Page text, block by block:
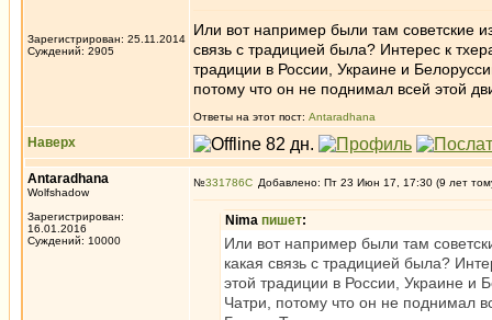
Зарегистрирован: 25.11.2014
Суждений: 2905
Или вот например были там советские
связь с традицией была? Интерес к
традиции в России, Украине и
потому что он не поднимал всей этой
Ответы на этот пост: Antaradhana
Наверх
Antaradhana
Wolfshadow
Зарегистрирован:
16.01.2016
Суждений: 10000
№331786 Добавлено: Пт 23 Июн 17, 17:30 (9 лет
Nima пишет:
Или вот например были там
какая связь с традицией была?
этой традиции в России, Украине и
Чатри, потому что он не поднимал